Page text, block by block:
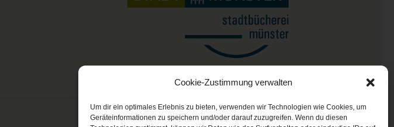
Cookie-Zustimmung verwalten
Um dir ein optimales Erlebnis zu bieten, verwenden wir Technologien wie Cookies, um
Geräteinformationen zu speichern und/oder darauf zuzugreifen. Wenn du diesen